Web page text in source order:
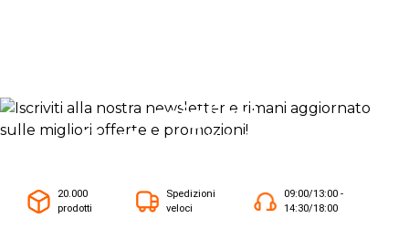
migliori
offerte e promozioni!
20.000
prodotti
Spedizioni
veloci
09:00/13:00 -
14:30/18:00